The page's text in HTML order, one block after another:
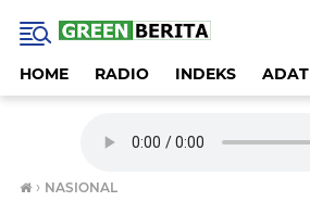
HOME RADIO INDEKS ADAT
› NASIONAL